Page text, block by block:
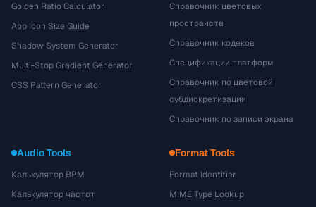
Golden Ratio Calculator
App Icon Size Guide
Shadow System Generator
Multi-Stop Gradient Generator
CSS Pattern Generator
Справочник цветовых
пространств
Справочник кодеков
Спецификации платформ
Справочник по цветовой
субдискретизации
Справочник по записи экрана
Audio Tools
Калькулятор BPM
Калькулятор частот
Format Tools
Format Identifier
MIME Type Lookup